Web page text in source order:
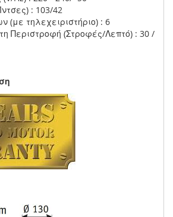
: 103/42
(με τηλεχειριστήριο) : 6
Περιστροφή (Στροφές/Λεπτό) : 30 /